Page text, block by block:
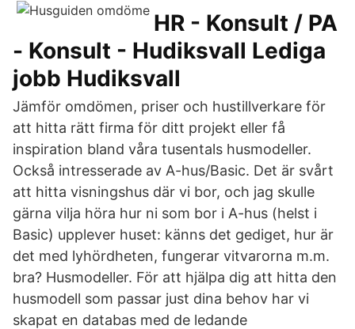
HR - Konsult / PA
- Konsult - Hudiksvall Lediga
jobb Hudiksvall
Jämför omdömen, priser och hustillverkare för
att hitta rätt firma för ditt projekt eller få
inspiration bland våra tusentals husmodeller.
Också intresserade av A-hus/Basic. Det är svårt
att hitta visningshus där vi bor, och jag skulle
gärna vilja höra hur ni som bor i A-hus (helst i
Basic) upplever huset: känns det gediget, hur är
det med lyhördheten, fungerar vitvarorna m.m.
bra? Husmodeller. För att hjälpa dig att hitta den
husmodell som passar just dina behov har vi
skapat en databas med de ledande